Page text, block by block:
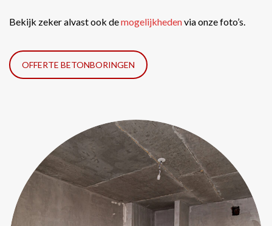
Bekijk zeker alvast ook demogelijkhedenvia onze foto’s.
OFFERTE BETONBORINGEN